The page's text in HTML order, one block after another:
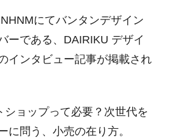
にてバンタンデザイン
ーである、DAIRIKU デザイ
インタビュー記事が掲載され
ョップって必要？次世代を
に問う、小売の在り方。